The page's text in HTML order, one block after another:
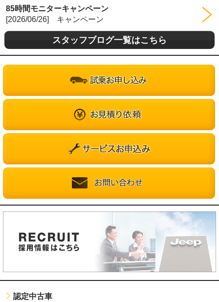
85時間モニターキャンペーン
[2026/06/26] キャンペーン
スタッフブログ一覧はこちら
認定中古車